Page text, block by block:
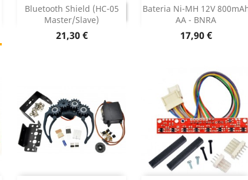
Bluetooth Shield (HC-05
Master/slave)
Preço
21,30 €
DESCONTINUADO
DESCONTINUADO
Bateria Ni-MH 12V
AA - BNRA
Preço
17,90 €
Adicionar 
Dados do produto